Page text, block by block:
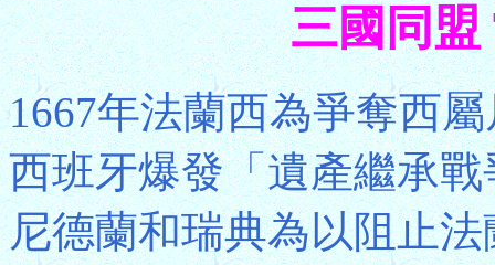
三國同盟
1667年法蘭西為爭奪西屬
西班牙爆發「遺產繼承
尼德蘭和瑞典為以阻止